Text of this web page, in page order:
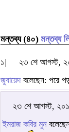
মন্তব্য (৪০) মন্তব্য
১|
২৩ শে আগস্ট,
জুবায়েদ বলেছেন: পরে
২৩ শে আগস্ট,
ইমরাজ কবির মুন